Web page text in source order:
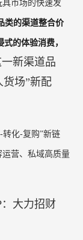
市场的快速发
类的渠道整合价
的体验消费，
新渠道品
货场”新配
转化-复购”新链
营、私域高质量
：大力招财